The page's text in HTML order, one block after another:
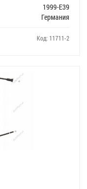
1999-E39
Германия
Код: 11711-2